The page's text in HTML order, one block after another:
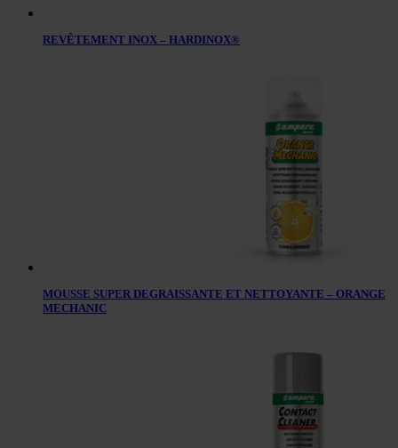
REVÊTEMENT INOX – HARDINOX®
MOUSSE SUPER DEGRAISSANTE ET NETTOYANTE – ORANGE
MECHANIC